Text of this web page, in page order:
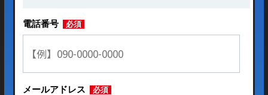
電話番号 必須
メールアドレス 必須